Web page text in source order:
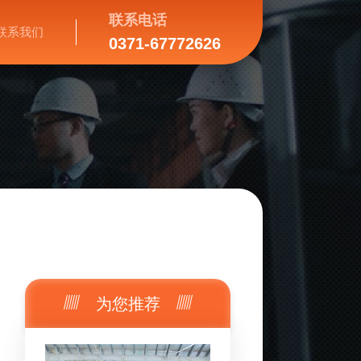
系我们
联系电话
0371-67772626
为您推荐